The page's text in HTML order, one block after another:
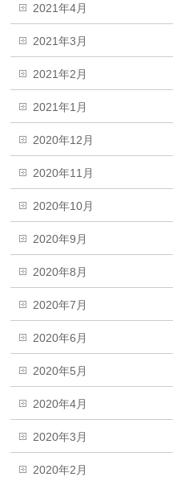
2021年4月
2021年3月
2021年2月
2021年1月
2020年12月
2020年11月
2020年10月
2020年9月
2020年8月
2020年7月
2020年6月
2020年5月
2020年4月
2020年3月
2020年2月